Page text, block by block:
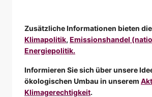
Zusätzliche Informationen bieten
Klimapolitik, Emissionshandel
Energiepolitik.
Informieren Sie sich über unsere
ökologischen Umbau in unserem
Klimagerechtigkeit.